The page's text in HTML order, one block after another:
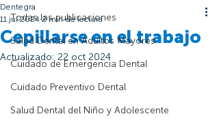
Todas las publicaciones
Salud Dental en Adultos Mayores
Cuidado de Emergencia Dental
Cuidado Preventivo Dental
Salud Dental del Niño y Adolescente
Cepillarse en el trabajo
Dentegra
11 jul 2024 2 min de lectura
Actualizado: 22 oct 2024